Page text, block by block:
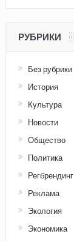
РУБРИКИ
Без рубрики
История
Культура
Новости
Общество
Политика
Регбрендинг
Реклама
Экология
Экономика